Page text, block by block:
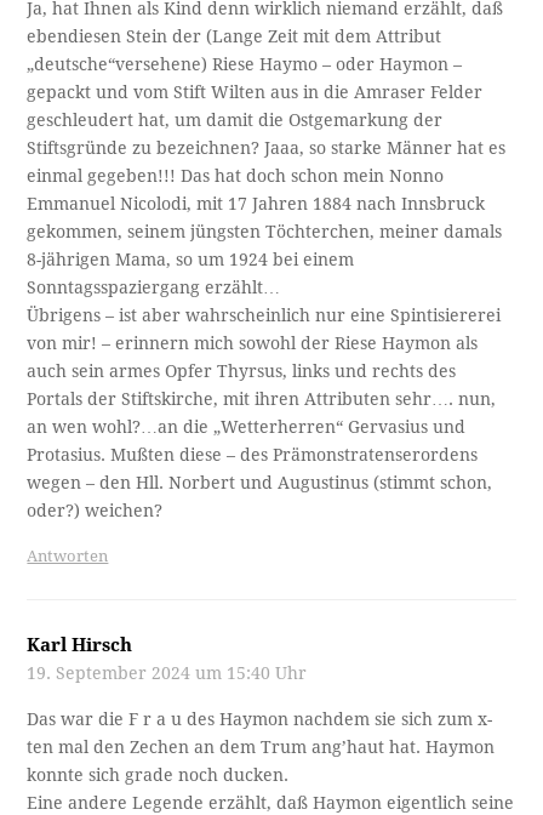
Ja, hat Ihnen als Kind denn wirklich niemand erzählt, daß
ebendiesen Stein der (Lange Zeit mit dem Attribut
„deutsche“versehene) Riese Haymo – oder Haymon –
gepackt und vom Stift Wilten aus in die Amraser Felder
geschleudert hat, um damit die Ostgemarkung der
Stiftsgründe zu bezeichnen? Jaaa, so starke Männer hat es
einmal gegeben!!! Das hat doch schon mein Nonno
Emmanuel Nicolodi, mit 17 Jahren 1884 nach Innsbruck
gekommen, seinem jüngsten Töchterchen, meiner damals
8-jährigen Mama, so um 1924 bei einem
Sonntagsspaziergang erzählt…
Übrigens – ist aber wahrscheinlich nur eine Spintisiererei
von mir! – erinnern mich sowohl der Riese Haymon als
auch sein armes Opfer Thyrsus, links und rechts des
Portals der Stiftskirche, mit ihren Attributen sehr…. nun,
an wen wohl?…an die „Wetterherren“ Gervasius und
Protasius. Mußten diese – des Prämonstratenserordens
wegen – den Hll. Norbert und Augustinus (stimmt schon,
oder?) weichen?
Antworten
Karl Hirsch
19. September 2024 um 15:40 Uhr
Das war die F r a u des Haymon nachdem sie sich zum x-
ten mal den Zechen an dem Trum ang’haut hat. Haymon
konnte sich grade noch ducken.
Eine andere Legende erzählt, daß Haymon eigentlich seine